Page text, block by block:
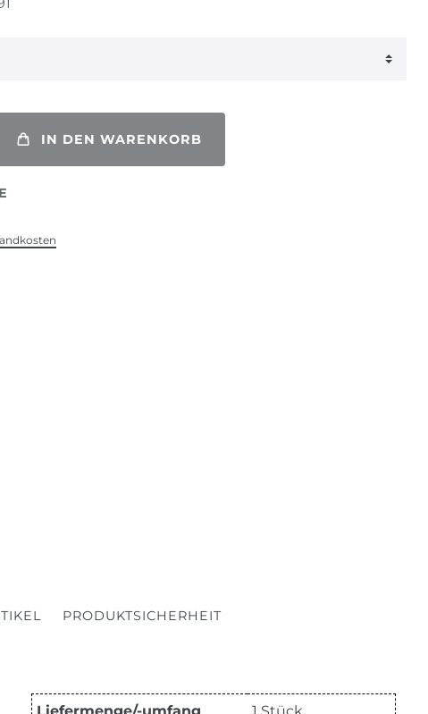
IN DEN WARENKORB
PRODUKTSICHERHEIT